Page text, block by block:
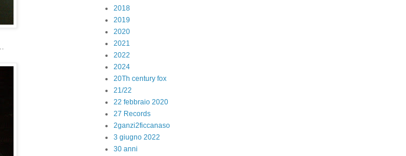
2018
2019
2020
2021
2022
2024
20Th century fox
21/22
22 febbraio 2020
27 Records
2ganzi2ficcanaso
3 giugno 2022
30 anni